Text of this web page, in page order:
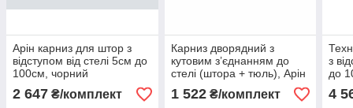
Арін карниз для штор з
відступом від стелі 5см до
100см, чорний
2 647 ₴/комплект
Карниз дворядний з
кутовим з’єднанням до
стелі (штора + тюль), Арін
1 522₴/комплект
з
до
4